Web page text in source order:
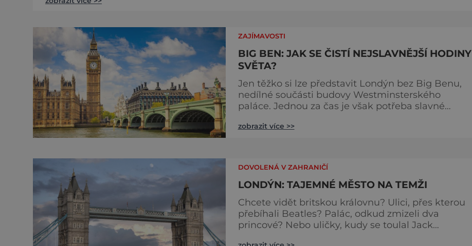
bohatý herec a divadelník ze 17. století jménem Thomas Kill
ZAJÍMAVOSTI
BIG BEN: JAK SE ČISTÍ NEJSLAVNĚJŠÍ HODINY
SVĚTA?
Jen těžko si lze představit Londýn bez Big Benu,
nedílné součásti budovy Westminsterského
paláce. Jednou za čas je však potřeba slavné
srpna roku 2015 loňského roku prošel slavný Big
kbelíky s mýdlovou vodou, po několik dní
zobrazit více >>
DOVOLENÁ V ZAHRANIČÍ
LONDÝN: TAJEMNÉ MĚSTO NA TEMŽI
Chcete vidět britskou královnu? Ulici, přes kterou
přebíhali Beatles? Palác, odkud zmizeli dva
princové? Nebo uličky, kudy se toulal Jack